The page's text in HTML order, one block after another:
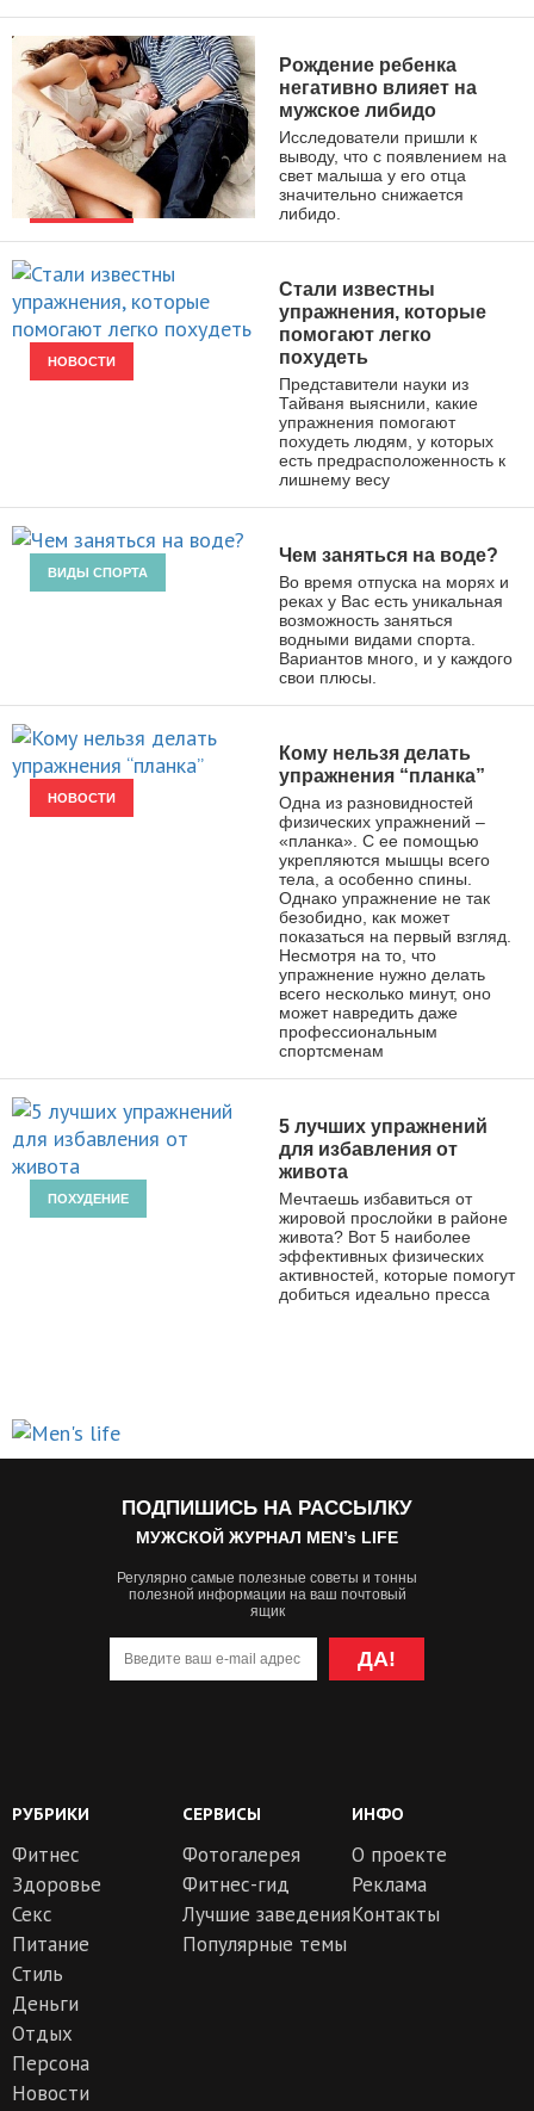
Рождение ребенка
негативно влияет на
мужское либидо
Исследователи пришли к
выводу, что с появлением на
свет малыша у его отца
значительно снижается
либидо.
НОВОСТИ
Стали известны
упражнения, которые
помогают легко
похудеть
Представители науки из
Тайваня выяснили, какие
упражнения помогают
похудеть людям, у которых
есть предрасположенность к
лишнему весу
ВИДЫ СПОРТА
Чем заняться на воде?
Во время отпуска на морях и
реках у Вас есть уникальная
возможность заняться
водными видами спорта.
Вариантов много, и у каждого
свои плюсы.
НОВОСТИ
Кому нельзя делать
упражнения “планка”
Одна из разновидностей
физических упражнений –
«планка». С ее помощью
укрепляются мышцы всего
тела, а особенно спины.
Однако упражнение не так
безобидно, как может
показаться на первый взгляд.
Несмотря на то, что
упражнение нужно делать
всего несколько минут, оно
может навредить даже
профессиональным
спортсменам
ПОХУДЕНИЕ
5 лучших упражнений
для избавления от
живота
Мечтаешь избавиться от
жировой прослойки в районе
живота? Вот 5 наиболее
эффективных физических
активностей, которые помогут
добиться идеально пресса
ПОДПИШИСЬ НА РАССЫЛКУ
МУЖСКОЙ ЖУРНАЛ MEN’s LIFE
Регулярно самые полезные советы и тонны
полезной информации на ваш почтовый
ящик
ДА!
РУБРИКИ
Фитнес
Здоровье
Секс
Питание
Стиль
Деньги
Отдых
Персона
Новости
СЕРВИСЫ
Фотогалерея
Фитнес-гид
Лучшие заведения
Популярные темы
ИНФО
О проекте
Реклама
Контакты